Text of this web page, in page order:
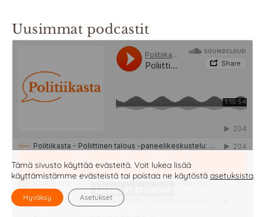
Uusimmat podcastit
Tämä sivusto käyttää evästeitä. Voit lukea lisää
käyttämistämme evästeistä tai poistaa ne käytöstä asetuksista.
Hyväksy Asetukset